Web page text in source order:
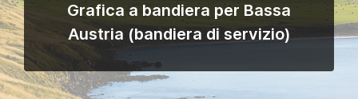
Grafica a bandiera per Bassa
Austria (bandiera di servizio)